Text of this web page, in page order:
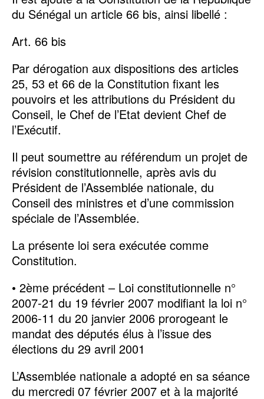
du Sénégal un article 66 bis, ainsi libellé :
Art. 66 bis
Par dérogation aux dispositions des articles
25, 53 et 66 de la Constitution fixant les
pouvoirs et les attributions du Président du
Conseil, le Chef de l’Etat devient Chef de
l’Exécutif.
Il peut soumettre au référendum un projet de
révision constitutionnelle, après avis du
Président de l’Assemblée nationale, du
Conseil des ministres et d’une commission
spéciale de l’Assemblée.
La présente loi sera exécutée comme
Constitution.
• 2ème précédent – Loi constitutionnelle n°
2007-21 du 19 février 2007 modifiant la loi n°
2006-11 du 20 janvier 2006 prorogeant le
mandat des députés élus à l’issue des
élections du 29 avril 2001
L’Assemblée nationale a adopté en sa séance
du mercredi 07 février 2007 et à la majorité